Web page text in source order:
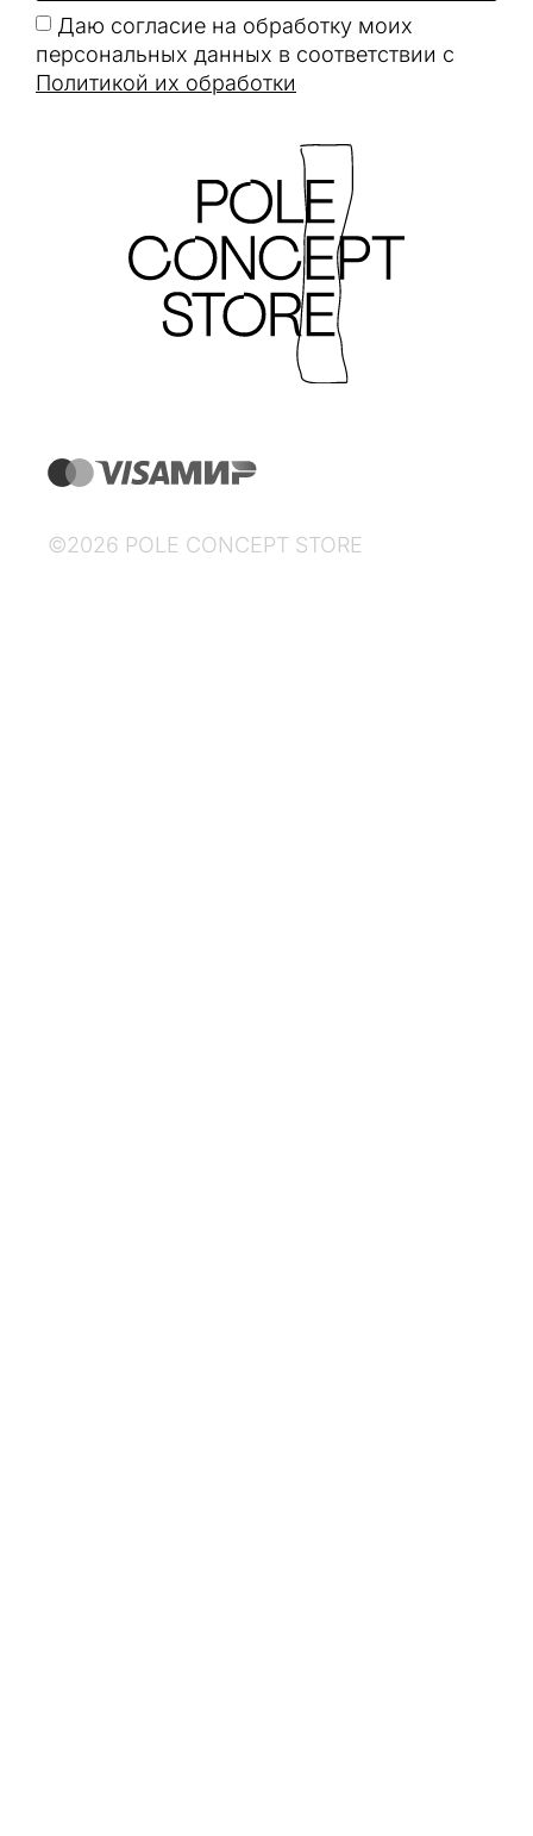
Даю согласие на обработку моих
персональных данных в соответствии с
Политикой их обработки
©2026 POLE CONCEPT STORE